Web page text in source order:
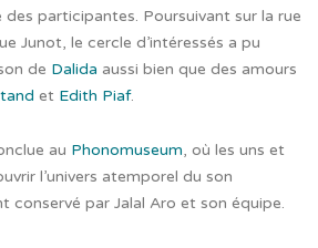
des participantes. Poursuivant sur la rue
Junot, le cercle d’intéressés a pu
de Dalida aussi bien que des amours
et Edith Piaf.
au Phonomuseum, où les uns et
l’univers atemporel du son
conservé par Jalal Aro et son équipe.